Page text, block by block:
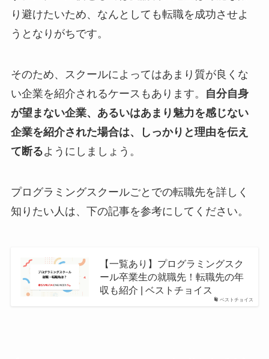
り避けたいため、なんとしても転職を成功させよ
うとなりがちです。
そのため、スクールによってはあまり質が良くな
い企業を紹介されるケースもあります。
自分自身
が望まない企業、あるいはあまり魅力を感じない
企業を紹介された場合は、しっかりと理由を伝え
て断るようにしましょう。
プログラミングスクールごとでの転職先を詳しく
知りたい人は、下の記事を参考にしてください。
ベストチョイス
【一覧あり】プログラミングスク
ール卒業生の就職先！転職先の年
収も紹介 | ベストチョイス